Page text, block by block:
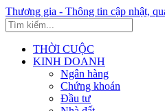
Thương gia - Thông tin cập nhật,
THỜI CUỘC
KINH DOANH
Ngân hàng
Chứng khoán
Đầu tư